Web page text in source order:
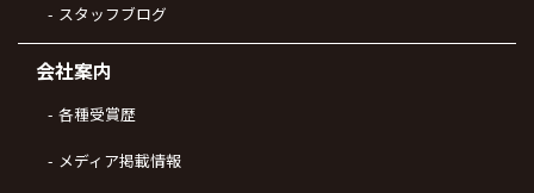
スタッフブログ
会社案内
各種受賞歴
メディア掲載情報